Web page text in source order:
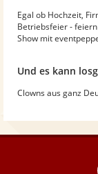
Egal ob Hochzeit,
Betriebsfeier -
Show mit
Und es kann
Clowns aus ganz